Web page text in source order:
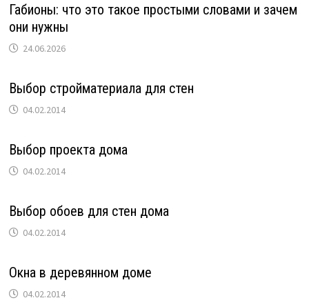
Габионы: что это такое простыми словами и зачем
они нужны
24.06.2026
Выбор стройматериала для стен
04.02.2014
Выбор проекта дома
04.02.2014
Выбор обоев для стен дома
04.02.2014
Окна в деревянном доме
04.02.2014